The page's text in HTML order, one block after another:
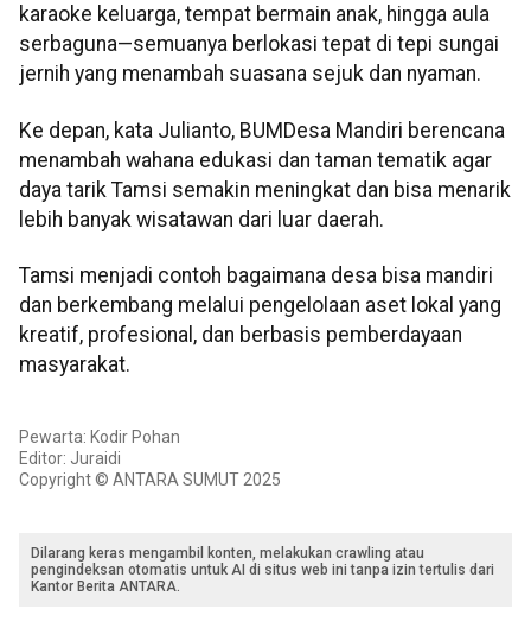
karaoke keluarga, tempat bermain anak, hingga aula
serbaguna—semuanya berlokasi tepat di tepi sungai
jernih yang menambah suasana sejuk dan nyaman.
Ke depan, kata Julianto, BUMDesa Mandiri berencana
menambah wahana edukasi dan taman tematik agar
daya tarik Tamsi semakin meningkat dan bisa menarik
lebih banyak wisatawan dari luar daerah.
Tamsi menjadi contoh bagaimana desa bisa mandiri
dan berkembang melalui pengelolaan aset lokal yang
kreatif, profesional, dan berbasis pemberdayaan
masyarakat.
Pewarta: Kodir Pohan
Editor: Juraidi
Copyright © ANTARA SUMUT 2025
Dilarang keras mengambil konten, melakukan crawling atau
pengindeksan otomatis untuk AI di situs web ini tanpa izin tertulis dari
Kantor Berita ANTARA.